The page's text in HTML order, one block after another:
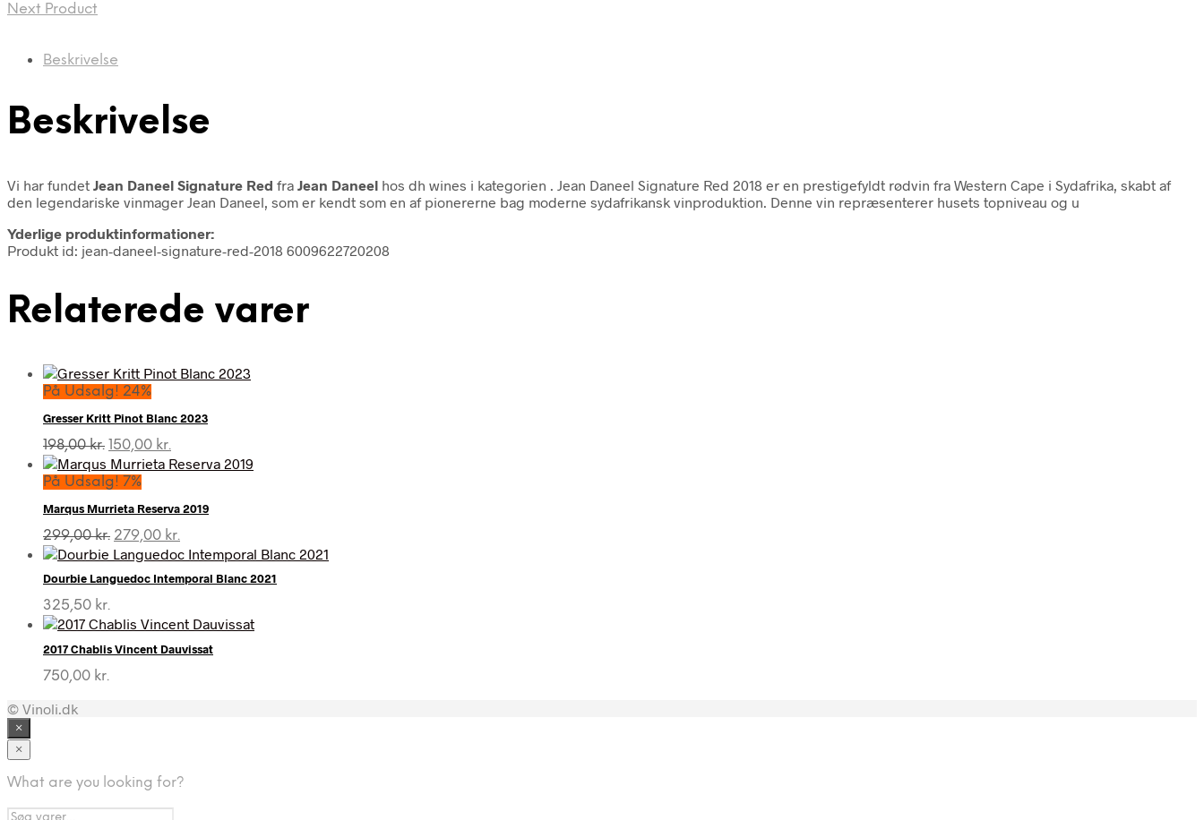
Next Product
Beskrivelse
Beskrivelse
Vi har fundet Jean Daneel Signature Red fra Jean Daneel hos dh wines i kategorien
. Jean Daneel Signature Red 2018 er en prestigefyldt rødvin fra Western Cape i Sydafrika, skabt af
den legendariske vinmager Jean Daneel, som er kendt som en af pionererne bag moderne sydafrikansk vinproduktion. Denne vin repræsenterer husets topniveau og u
Yderlige produktinformationer:
Produkt id: jean-daneel-signature-red-2018 6009622720208
Relaterede varer
På Udsalg! 24%
Gresser Kritt Pinot Blanc 2023
198,00kr. Den
oprindelige
pris
198,00 kr..
150,00 kr.
aktuelle
150,00 kr..
På Udsalg! 7%
Marqus Murrieta Reserva 2019
299,00kr. Den
oprindelige
var:
279,00 kr.
aktuelle
er:
Dourbie Languedoc Intemporal Blanc 2021
325,50 kr.
2017 Chablis Vincent Dauvissat
750,00 kr.
© Vinoli.dk
×
×
What are you looking for?